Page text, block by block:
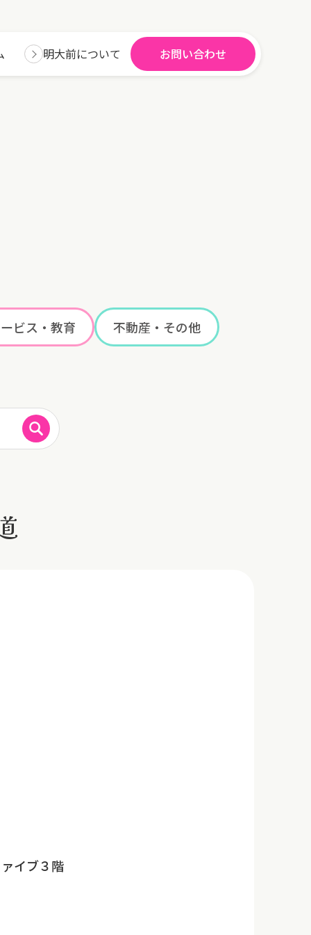
明大前について お問い合わせ
ビス・教育 不動産・その他
イブ３階